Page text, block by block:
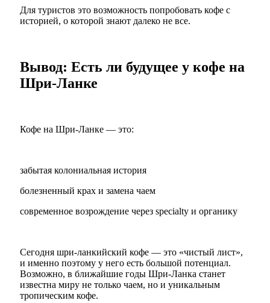
Для туристов это возможность попробовать кофе с
историей, о которой знают далеко не все.
Вывод: Есть ли будущее у кофе на
Шри-Ланке
Кофе на Шри-Ланке — это:
забытая колониальная история
болезненный крах и замена чаем
современное возрождение через specialty и органику
Сегодня шри-ланкийский кофе — это «чистый лист»,
и именно поэтому у него есть большой потенциал.
Возможно, в ближайшие годы Шри-Ланка станет
известна миру не только чаем, но и уникальным
тропическим кофе.